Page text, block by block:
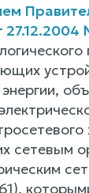
сетевым